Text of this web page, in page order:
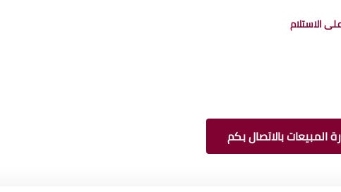
المبيعات بالاتصال بكم